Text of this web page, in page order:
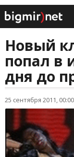
Новый
попал в
дня до
25 сентября 2011, 00:00